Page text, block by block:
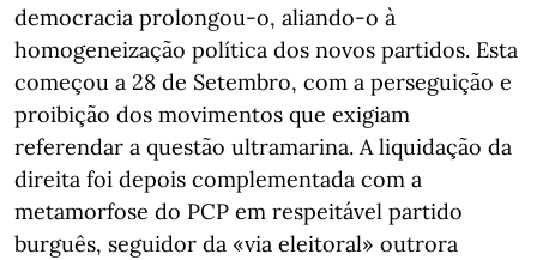
democracia prolongou-o, aliando-o à
homogeneização política dos novos partidos. Esta
começou a 28 de Setembro, com a perseguição e
proibição dos movimentos que exigiam
referendar a questão ultramarina. A liquidação da
direita foi depois complementada com a
metamorfose do PCP em respeitável partido
burguês, seguidor da «via eleitoral» outrora